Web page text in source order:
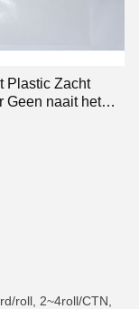
Plastic Zacht
Geen naait het
roll, 2~4roll/CTN,